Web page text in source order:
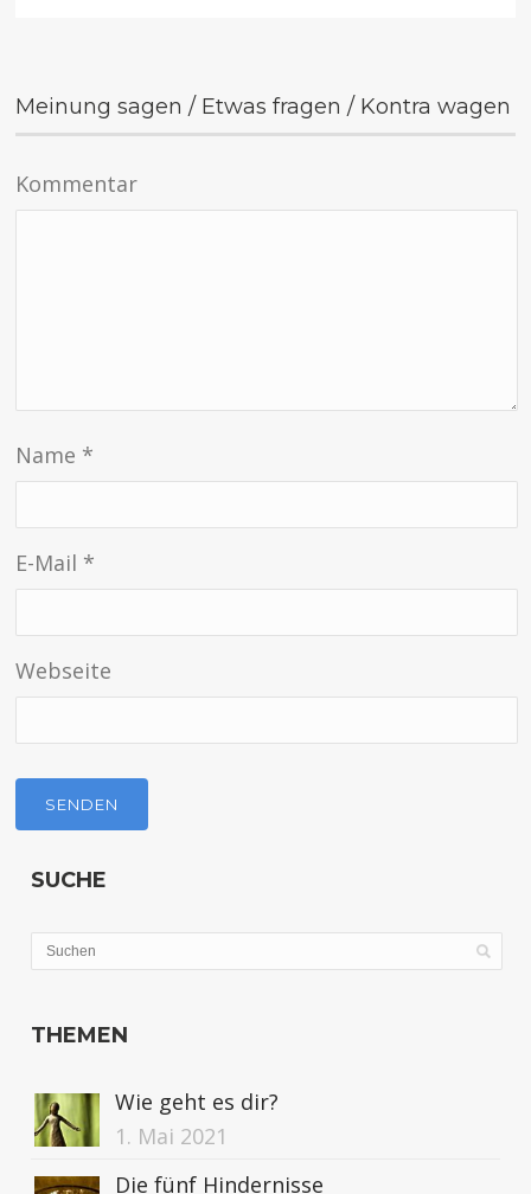
Meinung sagen / Etwas fragen / Kontra wagen
Kommentar
Name *
E-Mail *
Webseite
SUCHE
THEMEN
Wie geht es dir?
1. Mai 2021
Die fünf Hindernisse